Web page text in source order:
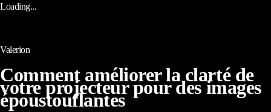
Loading...
Valerion
Comment améliorer la clarté de
votre projecteur pour des images
époustouflantes